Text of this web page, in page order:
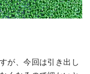
が、今回は引き出し